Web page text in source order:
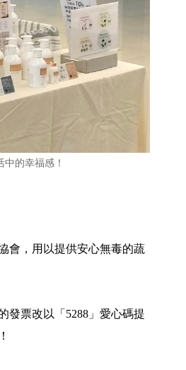
的幸福感！
會，用以提供安心無毒的蔬
發票改以「5288」愛心碼提